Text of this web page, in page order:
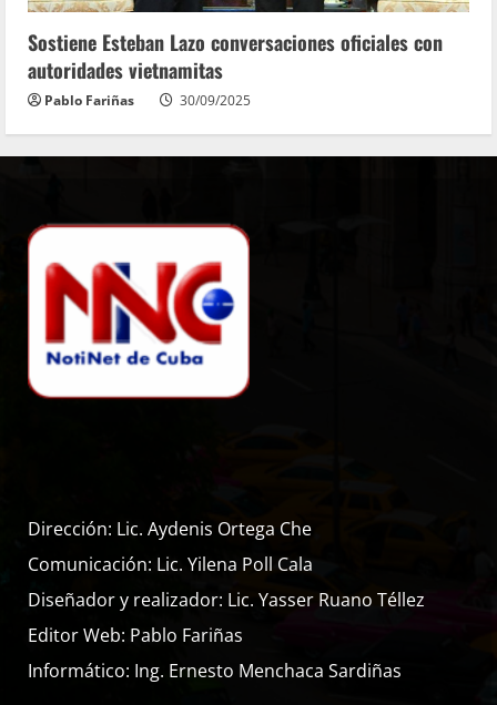
Sostiene Esteban Lazo conversaciones oficiales con
autoridades vietnamitas
Pablo Fariñas 30/09/2025
Dirección: Lic. Aydenis Ortega Che
Comunicación: Lic. Yilena Poll Cala
Diseñador y realizador: Lic. Yasser Ruano Téllez
Editor Web: Pablo Fariñas
Informático: Ing. Ernesto Menchaca Sardiñas